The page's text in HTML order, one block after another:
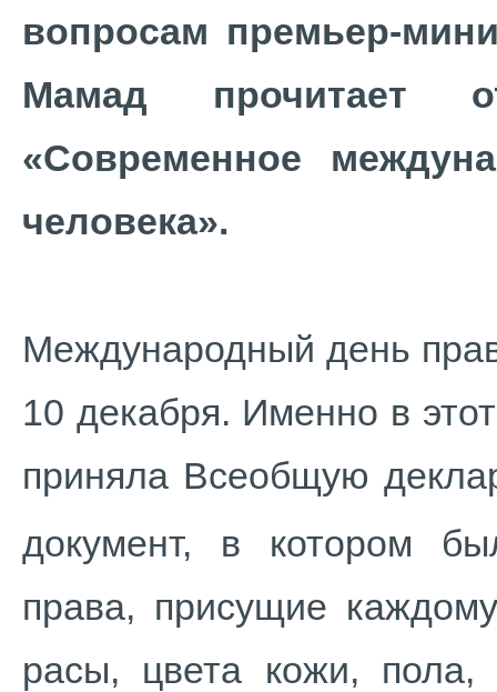
вопросам премьер-
Мамад прочитает
«Современное
человека».
Международный день
10 декабря. Именно в
приняла Всеобщую
документ, в котором
права, присущие
расы, цвета кожи, пола,